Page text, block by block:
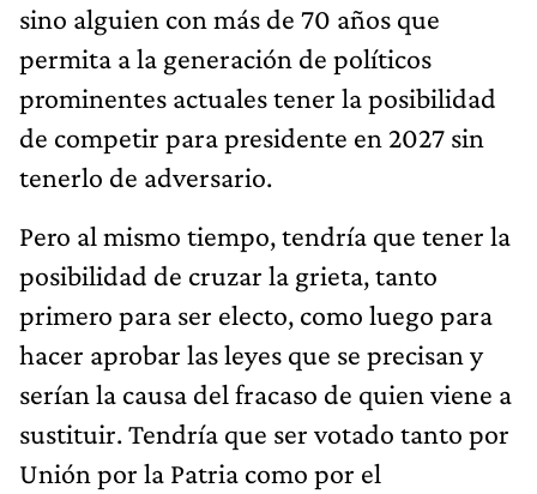
sino alguien con más de 70 años que
permita a la generación de políticos
prominentes actuales tener la posibilidad
de competir para presidente en 2027 sin
tenerlo de adversario.
Pero al mismo tiempo, tendría que tener la
posibilidad de cruzar la grieta, tanto
primero para ser electo, como luego para
hacer aprobar las leyes que se precisan y
serían la causa del fracaso de quien viene a
sustituir. Tendría que ser votado tanto por
Unión por la Patria como por el